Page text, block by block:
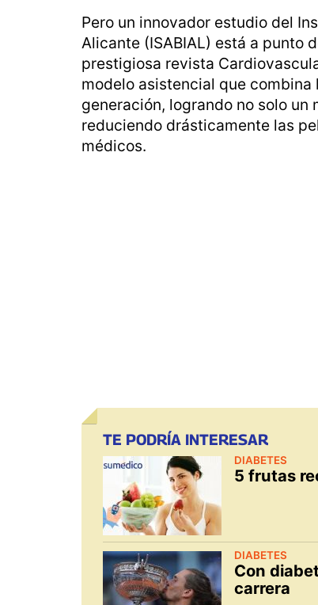
Pero un innovador estudio del
Alicante (ISABIAL) está a punto
prestigiosa revista
modelo asistencial que combina
generación, logrando no solo un
reduciendo drásticamente las
médicos.
TE PODRÍA INTERESAR
DIABETES
5 frutas
DIABETES
Con
carrera